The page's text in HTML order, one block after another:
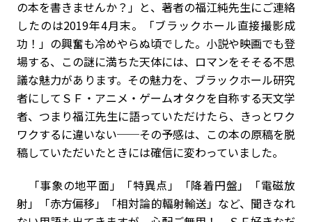
の本を書きませんか？」と、著者の福江純先生にご連絡
したのは2019年4月末。「ブラックホール直接撮影成
功！」の興奮も冷めやらぬ頃でした。小説や映画でも登
場する、この謎に満ちた天体には、ロマンをそそる不思
議な魅力があります。その魅力を、ブラックホール研究
者にしてＳＦ・アニメ・ゲームオタクを自称する天文学
者、つまり福江先生に語っていただけたら、きっとワク
ワクするに違いない──その予感は、この本の原稿を脱
稿していただいたときには確信に変わっていました。
「事象の地平面」「特異点」「降着円盤」「電磁放
射」「赤方偏移」「相対論的輻射輸送」など、聞きなれ